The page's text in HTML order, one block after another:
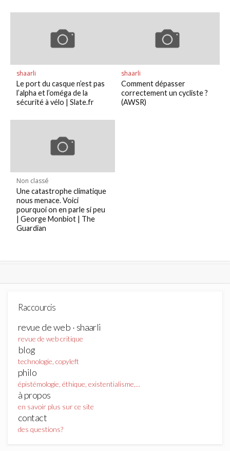
shaarli
Le port du casque n’est pas
l’alpha et l’oméga de la
sécurité à vélo | Slate.fr
shaarli
Comment dépasser
correctement un cycliste ?
(AWSR)
Non classé
Une catastrophe climatique
nous menace. Voici
pourquoi on en parle si peu
| George Monbiot | The
Guardian
Raccourcis
revue de web · shaarli
revue de web critique
blog
technologie, copyleft
philo
épistémologie, éthique, existentialisme,...
à propos
en savoir plus sur ce site
contact
des questions?